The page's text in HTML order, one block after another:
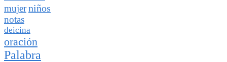
mujerniños
notas
deicina
oración
Palabra